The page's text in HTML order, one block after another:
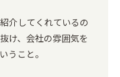
介してくれているの
け、会社の雰囲気を
うこと。